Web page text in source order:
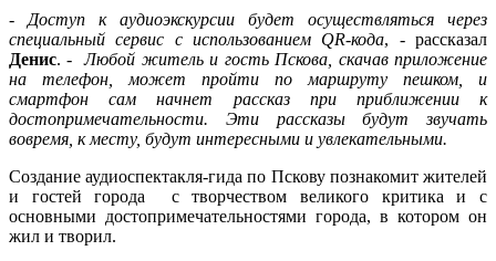
- Доступ к аудиоэкскурсии будет осуществляться через
специальный сервис с использованием QR-кода, - рассказал
Денис. -Любой житель и гость Пскова, скачав приложение
на телефон, может пройти по маршруту пешком, и
смартфон сам начнет рассказ при приближении к
достопримечательности. Эти рассказы будут звучать
вовремя, к месту, будут интересными и увлекательными.
Создание аудиоспектакля-гида по Пскову познакомит жителей
и гостей города с творчеством великого критика и с
основными достопримечательностями города, в котором он
жил и творил.